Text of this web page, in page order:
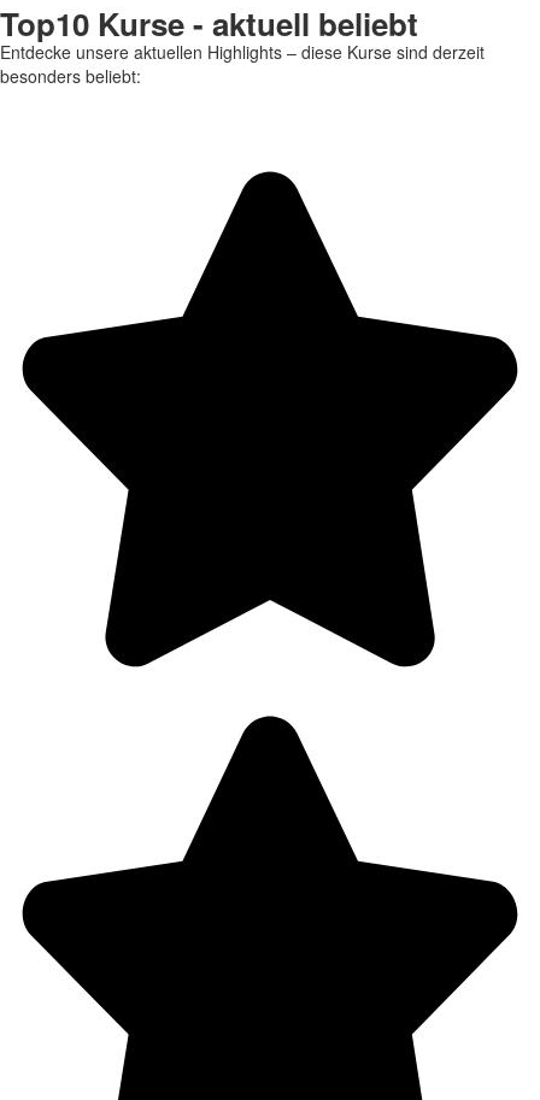
Top10 Kurse - aktuell beliebt
Entdecke unsere aktuellen Highlights – diese Kurse sind derzeit
besonders beliebt: